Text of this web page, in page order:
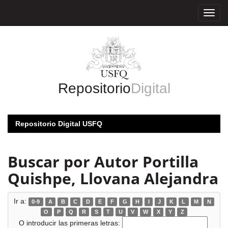
RepositorioDigital
Repositorio Digital USFQ
Buscar por Autor Portilla
Quishpe, Llovana Alejandra
Ir a: 0-9 A B C D E F G H I J K L M
N
O
P Q R S T U V W X Y Z
O introducir las primeras letras: